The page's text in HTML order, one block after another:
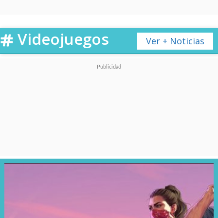
oficial del Campeonato Mundial
de Rally de la FIA, desarrollado
Ver + Noticias
Videojuegos